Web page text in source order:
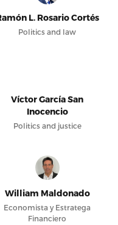
L. Rosario Cortés
Politics and law
Víctor García San
Inocencio
Politics and justice
William Maldonado
Economista y Estratega
Financiero